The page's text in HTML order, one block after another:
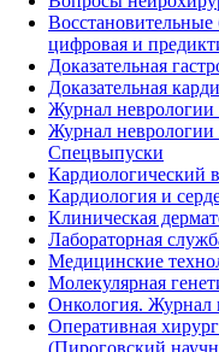
Восстановительные
цифровая и
Доказательная
Доказательная
Журнал
Журнал
Спецвыпуски
Кардиологический
Кардиология и
Клиническая
Лабораторная
Медицинские
Молекулярная
Онкология.
Оперативная
(Пироговский